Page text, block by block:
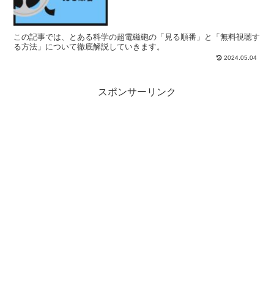
この記事では、とある科学の超電磁砲の「見る順番」と「無料視聴す
る方法」について徹底解説していきます。
2024.05.04
スポンサーリンク